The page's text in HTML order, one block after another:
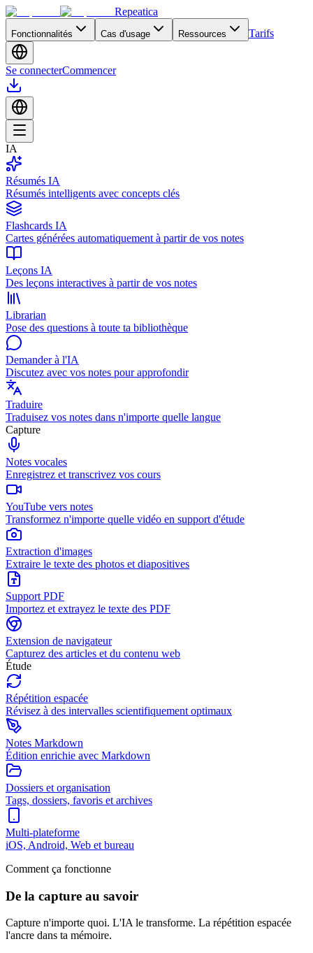
Repeatica
Fonctionnalités Cas d'usage Ressources Tarifs
Se connecterCommencer
IA
Résumés IA
Résumés intelligents avec concepts clés
Flashcards IA
Cartes générées automatiquement à partir de vos notes
Leçons IA
Des leçons interactives à partir de vos notes
Librarian
Pose des questions à toute ta bibliothèque
Demander à l'IA
Discutez avec vos notes pour approfondir
Traduire
Traduisez vos notes dans n'importe quelle langue
Capture
Notes vocales
Enregistrez et transcrivez vos cours
YouTube vers notes
Transformez n'importe quelle vidéo en support d'étude
Extraction d'images
Extraire le texte des photos et diapositives
Support PDF
Importez et extrayez le texte des PDF
Extension de navigateur
Capturez des articles et du contenu web
Étude
Répétition espacée
Révisez à des intervalles scientifiquement optimaux
Notes Markdown
Édition enrichie avec Markdown
Dossiers et organisation
Tags, dossiers, favoris et archives
Multi-plateforme
iOS, Android, Web et bureau
Comment ça fonctionne
De la capture au savoir
Capture n'importe quoi. L'IA le transforme. La répétition espacée
l'ancre dans ta mémoire.